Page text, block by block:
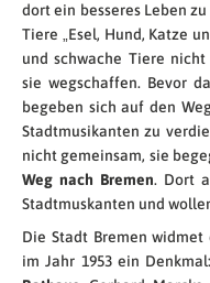
dort ein besseres Leben
Tiere „Esel, Hund, Katze
und schwache Tiere
sie wegschaffen. Bevor
begeben sich auf den
Stadtmusikanten zu
nicht gemeinsam, sie
Weg nach Bremen. Dort
Stadtmuskanten und
Die Stadt Bremen
im Jahr 1953 ein